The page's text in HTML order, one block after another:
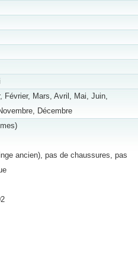
Février, Mars, Avril, Mai, Juin,
Décembre
ancien), pas de chaussures, pas